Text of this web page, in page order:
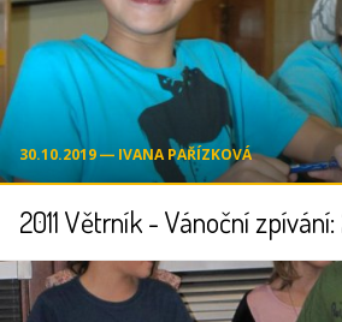
30.10.2019 ― IVANA PAŘÍZKOVÁ
2011 Větrník - Vánoční zpívání: